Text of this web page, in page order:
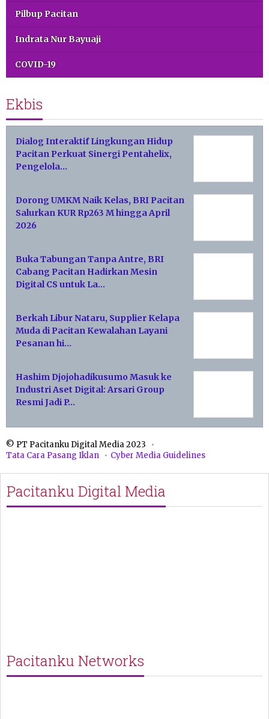
Pilbup Pacitan
Indrata Nur Bayuaji
COVID-19
Ekbis
Dialog Interaktif Lingkungan Hidup
Pacitan Perkuat Sinergi Pentahelix,
Pengelola…
Dorong UMKM Naik Kelas, BRI Pacitan
Salurkan KUR Rp263 M hingga April
2026
Buka Tabungan Tanpa Antre, BRI
Cabang Pacitan Hadirkan Mesin
Digital CS untuk La…
Berkah Libur Nataru, Supplier Kelapa
Muda di Pacitan Kewalahan Layani
Pesanan hi…
Hashim Djojohadikusumo Masuk ke
Industri Aset Digital: Arsari Group
Resmi Jadi P…
© PT Pacitanku Digital Media 2023
Tata Cara Pasang Iklan
Cyber Media Guidelines
Pacitanku Digital Media
Pacitanku Networks